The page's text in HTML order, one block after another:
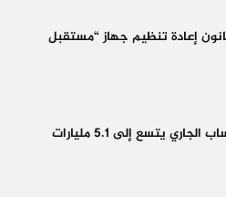
إعادة تنظيم جهاز “مستقبل
مصر: عجز الحساب الجاري يتسع إلى 5.1 مليارات